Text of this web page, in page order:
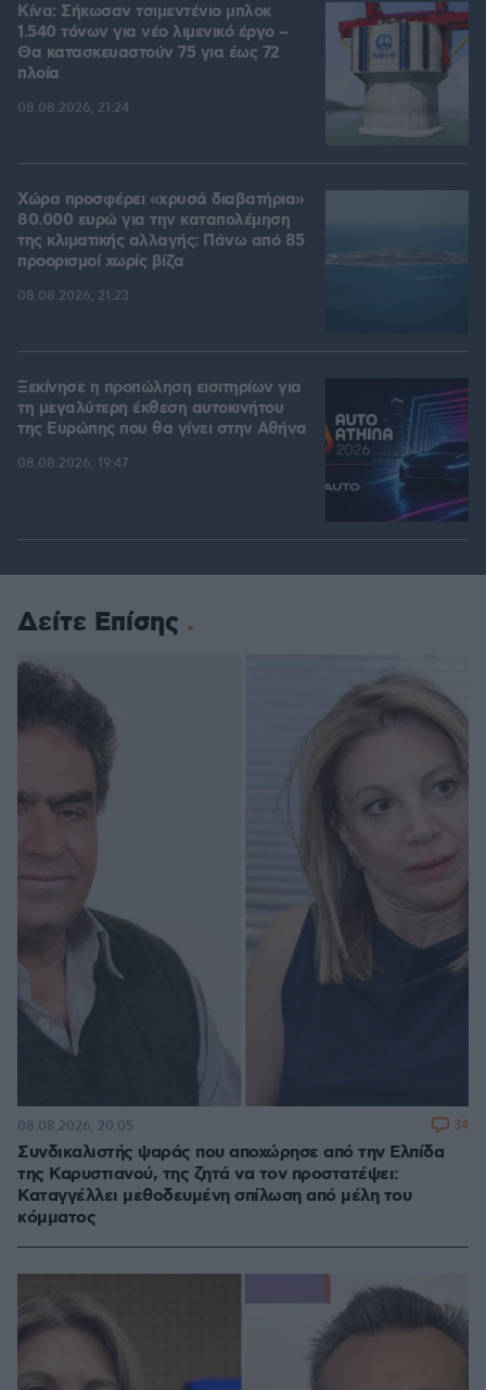
Κίνα: Σήκωσαν τσιμεντένιο μπλοκ
1.540 τόνων για νέο λιμενικό έργο –
Θα κατασκευαστούν 75 για έως 72
πλοία
08.08.2026, 21:24
Χώρα προσφέρει «χρυσά διαβατήρια»
80.000 ευρώ για την καταπολέμηση
της κλιματικής αλλαγής: Πάνω από 85
προορισμοί χωρίς βίζα
08.08.2026, 21:23
Ξεκίνησε η προπώληση εισιτηρίων για
τη μεγαλύτερη έκθεση αυτοκινήτου
της Ευρώπης που θα γίνει στην Αθήνα
08.08.2026, 19:47
Δείτε Επίσης
Συνδικαλιστής ψαράς που αποχώρησε από την Ελπίδα
της Καρυστιανού, της ζητά να τον προστατέψει:
Καταγγέλλει μεθοδευμένη σπίλωση από μέλη του
κόμματος
08.08.2026, 20:05 34